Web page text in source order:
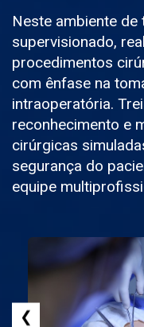
Neste ambiente
supervisionado,
procedimentos
com ênfase na
intraoperatória.
reconhecimento e
cirúrgicas
segurança do
equipe
❮